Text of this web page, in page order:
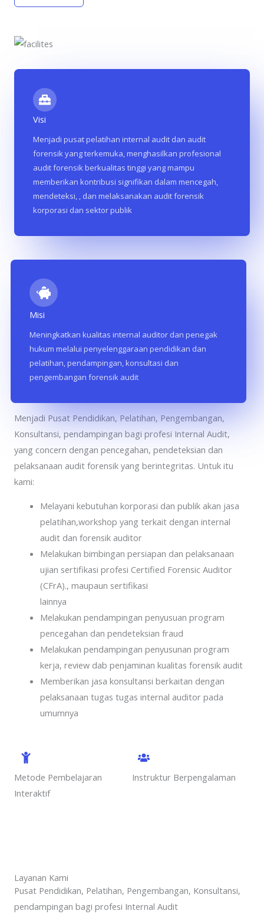
Visi
Menjadi pusat pelatihan internal audit dan audit
forensik yang terkemuka, menghasilkan profesional
audit forensik berkualitas tinggi yang mampu
memberikan kontribusi signifikan dalam mencegah,
mendeteksi, , dan melaksanakan audit forensik
korporasi dan sektor publik
Misi
Meningkatkan kualitas internal auditor dan penegak
hukum melalui penyelenggaraan pendidikan dan
pelatihan, pendampingan, konsultasi dan
pengembangan forensik audit
Menjadi Pusat Pendidikan, Pelatihan, Pengembangan,
Konsultansi, pendampingan bagi profesi Internal Audit,
yang concern dengan pencegahan, pendeteksian dan
pelaksanaan audit forensik yang berintegritas. Untuk itu
kami:
Melayani kebutuhan korporasi dan publik akan jasa
pelatihan,workshop yang terkait dengan internal
audit dan forensik auditor
Melakukan bimbingan persiapan dan pelaksanaan
ujian sertifikasi profesi Certified Forensic Auditor
(CFrA)., maupaun sertifikasi
lainnya
Melakukan pendampingan penyusuan program
pencegahan dan pendeteksian fraud
Melakukan pendampingan penyusunan program
kerja, review dab penjaminan kualitas forensik audit
Memberikan jasa konsultansi berkaitan dengan
pelaksanaan tugas tugas internal auditor pada
umumnya
Metode Pembelajaran
Interaktif
Instruktur Berpengalaman
Layanan Kami
Pusat Pendidikan, Pelatihan, Pengembangan, Konsultansi,
pendampingan bagi profesi Internal Audit